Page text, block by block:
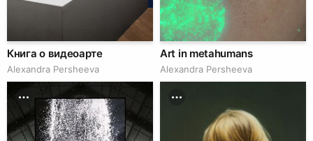
Книга о видеоарте
Alexandra Persheeva
Art in metahumans
Alexandra Persheeva